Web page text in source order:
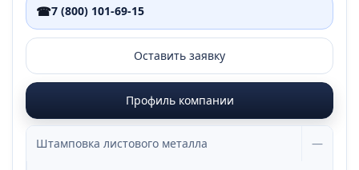
☎7 (800) 101-69-15
Оставить заявку
Профиль компании
Штамповка листового металла —